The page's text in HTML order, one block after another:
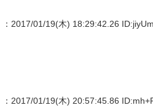
：2017/01/19(木) 18:29:42.26
：2017/01/19(木) 20:57:45.86